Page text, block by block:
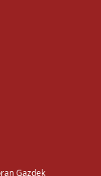
Gazdek